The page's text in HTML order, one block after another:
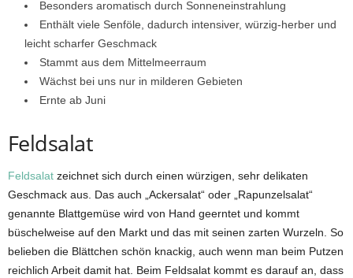
Besonders aromatisch durch Sonneneinstrahlung
Enthält viele Senföle, dadurch intensiver, würzig-herber und
leicht scharfer Geschmack
Stammt aus dem Mittelmeerraum
Wächst bei uns nur in milderen Gebieten
Ernte ab Juni
Feldsalat
Feldsalat zeichnet sich durch einen würzigen, sehr delikaten
Geschmack aus. Das auch „Ackersalat“ oder „Rapunzelsalat“
genannte Blattgemüse wird von Hand geerntet und kommt
büschelweise auf den Markt und das mit seinen zarten Wurzeln. So
belieben die Blättchen schön knackig, auch wenn man beim Putzen
reichlich Arbeit damit hat. Beim Feldsalat kommt es darauf an, dass